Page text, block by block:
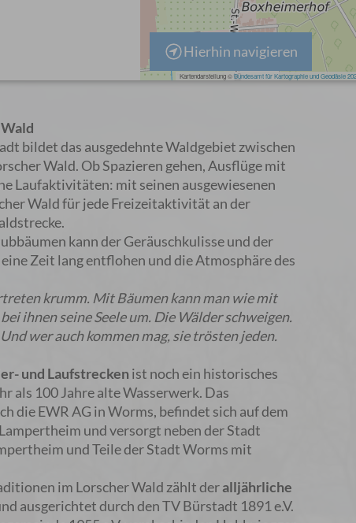
Hierhin navigieren
bildet das ausgedehnte Waldgebiet zwischen
Wald. Ob Spazieren gehen, Ausflüge mit
Laufaktivitäten: mit seinen ausgewiesenen
Wald für jede Freizeitaktivität an der
kann der Geräuschkulisse und der
Zeit lang entflohen und die Atmosphäre des
krumm. Mit Bäumen kann man wie mit
ihnen seine Seele um. Die Wälder schweigen.
wer auch kommen mag, sie trösten jeden.
und Laufstrecken ist noch ein historisches
als 100 Jahre alte Wasserwerk. Das
die EWR AG in Worms, befindet sich auf dem
und versorgt neben der Stadt
und Teile der Stadt Worms mit
im Lorscher Wald zählt deralljährliche
ausgerichtet durch den TV Bürstadt 1891 e.V.